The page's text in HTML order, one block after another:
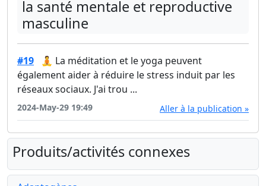
la santé mentale et reproductive
masculine
#19
🧘 La méditation et le yoga peuvent
également aider à réduire le stress induit par les
réseaux sociaux. J'ai trou ...
2024-May-29 19:49 Aller à la publication »
Produits/activités connexes